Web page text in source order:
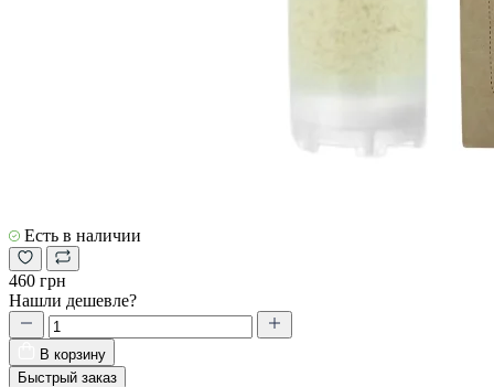
Есть в наличии
460 грн
Нашли дешевле?
В корзину
Быстрый заказ